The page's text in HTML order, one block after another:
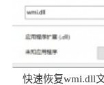
快速恢复wmi.dll